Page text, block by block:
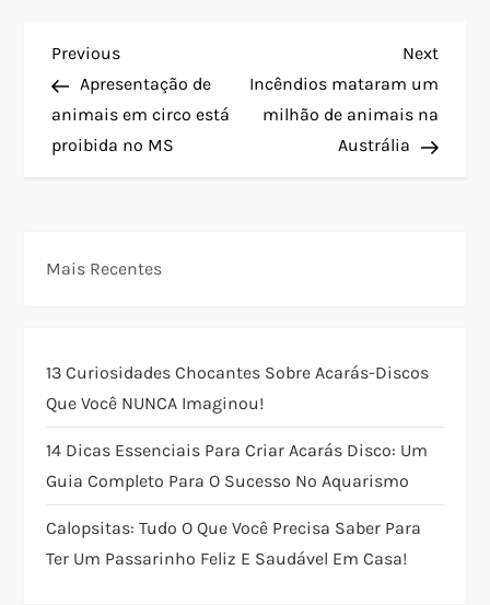
N
a
v
g
ç
ã
o
d
e
Previous
Post
Previous
Apresentação de
animais em circo está
proibida no MS
Next
Post
Next
Incêndios mataram um
milhão de animais na
Austrália
Mais Recentes
13 Curiosidades Chocantes Sobre Acarás-Discos
Que Você NUNCA Imaginou!
14 Dicas Essenciais Para Criar Acarás Disco: Um
Guia Completo Para O Sucesso No Aquarismo
Calopsitas: Tudo O Que Você Precisa Saber Para
Ter Um Passarinho Feliz E Saudável Em Casa!